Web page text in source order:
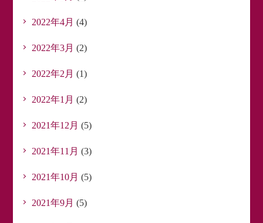
2022年4月 (4)
2022年3月 (2)
2022年2月 (1)
2022年1月 (2)
2021年12月 (5)
2021年11月 (3)
2021年10月 (5)
2021年9月 (5)